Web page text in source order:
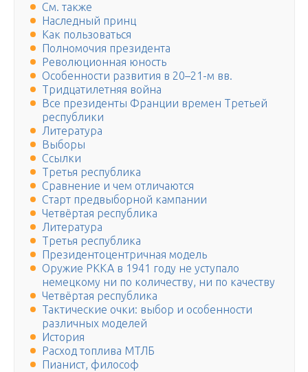
См. также
Наследный принц
Как пользоваться
Полномочия президента
Революционная юность
Особенности развития в 20–21-м вв.
Тридцатилетняя война
Все президенты Франции времен Третьей
республики
Литература
Выборы
Ссылки
Третья республика
Сравнение и чем отличаются
Старт предвыборной кампании
Четвёртая республика
Литература
Третья республика
Президентоцентричная модель
Оружие РККА в 1941 году не уступало
немецкому ни по количеству, ни по качеству
Четвёртая республика
Тактические очки: выбор и особенности
различных моделей
История
Расход топлива МТЛБ
Пианист, философ